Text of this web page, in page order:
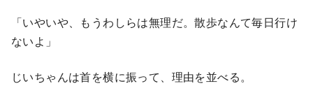
「いやいや、もうわしらは無理だ。散歩なんて毎日行け
ないよ」
じいちゃんは首を横に振って、理由を並べる。